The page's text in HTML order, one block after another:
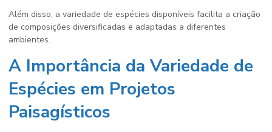
Além disso, a variedade de espécies disponíveis facilita a criação
de composições diversificadas e adaptadas a diferentes
ambientes.
A Importância da Variedade de
Espécies em Projetos
Paisagísticos